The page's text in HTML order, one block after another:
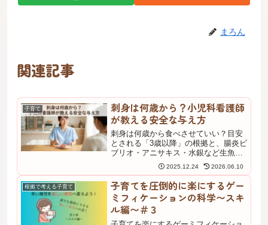
まろん
関連記事
子育て
刺身は何歳から？小児科看護師
が教える安全な与え方
刺身は何歳から食べさせていい？目安
とされる「3歳以降」の根拠と、腸炎ビ
ブリオ・アニサキス・水銀など生魚の
リスクを小児科看護師が解説。安全に
お刺身デビューするための手順、食べ
た後に注意したい症状と受診の目安ま
で。回転寿司デビュー前に確認したい
記事です。
2025.12.24 2026.06.10
根拠で考える子育て
子育てを圧倒的に楽にするゲー
ミフィケーションの科学〜スキ
ル編〜＃３